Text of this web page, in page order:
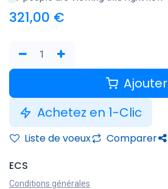
321,00 €
Ajouter
Achetez en 1-Clic
Liste de voeux Comparer
ECS
Conditions générales